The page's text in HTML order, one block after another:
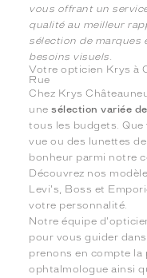
vous offrant un
qualité au meilleur
sélection de marques
besoins visuels.
Votre opticien Krys à
Rue
Chez Krys
unesélection variée
tous les budgets. Que
vue ou des lunettes
bonheur parmi notre
Découvrez nos
Levi's, Boss et
votre personnalité.
Notre équipe
pour vous guider
prenons en compte
ophtalmologue ainsi